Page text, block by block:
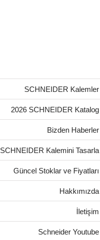
SCHNEIDER Kalemler
2026 SCHNEIDER Katalog
Bizden Haberler
SCHNEIDER Kalemini Tasarla
Güncel Stoklar ve Fiyatları
Hakkımızda
İletişim
Schneider Youtube